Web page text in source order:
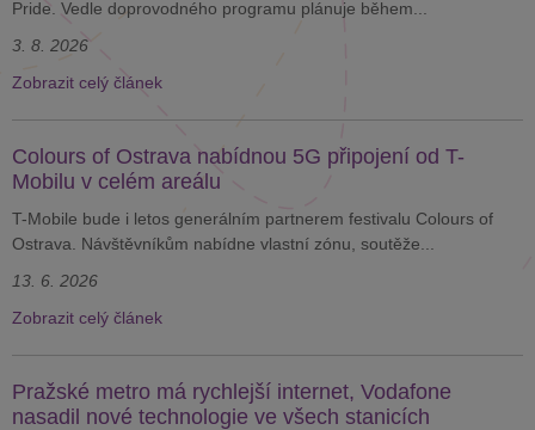
Pride. Vedle doprovodného programu plánuje během...
3. 8. 2026
Zobrazit celý článek
Colours of Ostrava nabídnou 5G připojení od T-
Mobilu v celém areálu
T-Mobile bude i letos generálním partnerem festivalu Colours of
Ostrava. Návštěvníkům nabídne vlastní zónu, soutěže...
13. 6. 2026
Zobrazit celý článek
Pražské metro má rychlejší internet, Vodafone
nasadil nové technologie ve všech stanicích